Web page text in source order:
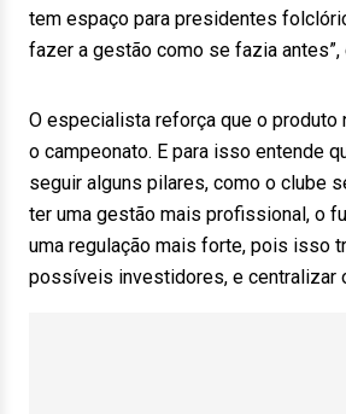
tem espaço para presidentes
fazer a gestão como se fazia antes”,
O especialista reforça que o produto
o campeonato. E para isso entende
seguir alguns pilares, como o clube
ter uma gestão mais profissional, o
uma regulação mais forte, pois isso
possíveis investidores, e centralizar